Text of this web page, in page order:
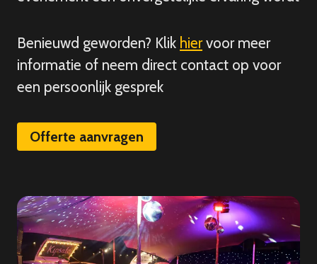
Benieuwd geworden? Klik hiervoor meer
informatie of neem direct contact op voor
een persoonlijk gesprek
Offerte aanvragen